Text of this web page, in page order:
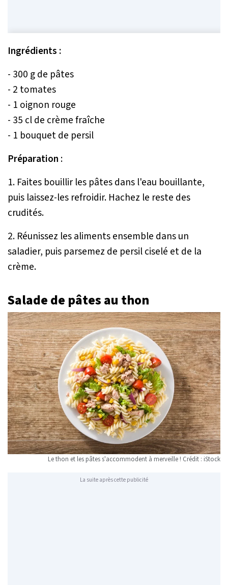
Ingrédients :
- 300 g de pâtes
- 2 tomates
- 1 oignon rouge
- 35 cl de crème fraîche
- 1 bouquet de persil
Préparation :
1. Faites bouillir les pâtes dans l'eau bouillante,
puis laissez-les refroidir. Hachez le reste des
crudités.
2. Réunissez les aliments ensemble dans un
saladier, puis parsemez de persil ciselé et de la
crème.
Salade de pâtes au thon
Le thon et les pâtes s'accommodent à merveille ! Crédit : iStock
La suite après cette publicité